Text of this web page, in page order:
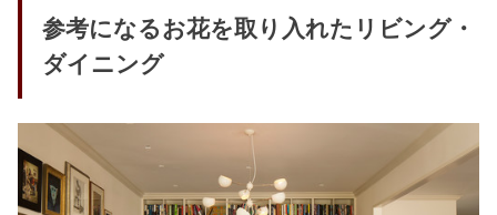
参考になるお花を取り入れたリビング・
ダイニング